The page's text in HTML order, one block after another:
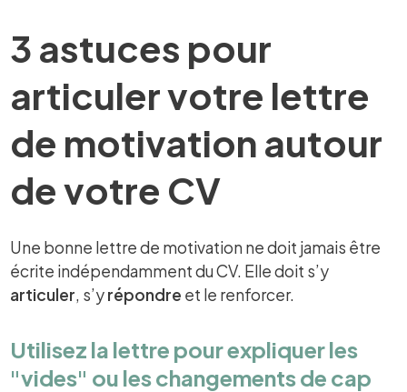
3 astuces pour
articuler votre lettre
de motivation autour
de votre CV
Une bonne lettre de motivation ne doit jamais être
écrite indépendamment du CV. Elle doit s’y
articuler, s’yrépondre et le renforcer.
Utilisez la lettre pour expliquer les
"vides" ou les changements de cap